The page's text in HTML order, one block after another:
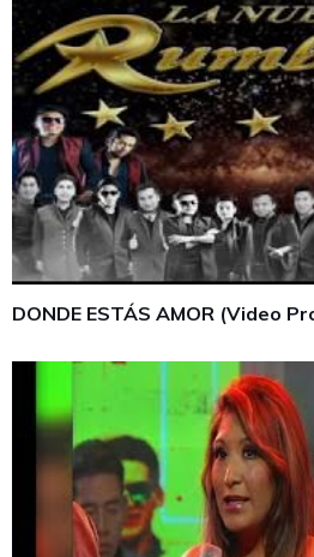
DONDE ESTÁS AMOR (Video